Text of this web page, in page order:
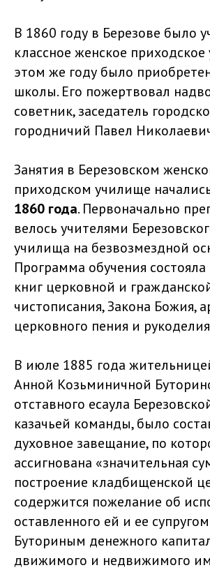
В 1860 году в Березове было
классное женское
этом же году было
школы. Его пожертвовал
советник, заседатель
городничий Павел
Занятия в Березовском
приходском училище
1860 года. Первоначально
велось учителями
училища на безвозмездной
Программа обучения состояла
книг церковной и
чистописания, Закона Божия,
церковного пения и
В июле 1885 года
Анной Козьминичной
отставного есаула
казачьей команды, было
духовное завещание, по
ассигнована «значительная
построение кладбищенской
содержится пожелание об
оставленного ей и ее
Буториным денежного
движимого и недвижимого